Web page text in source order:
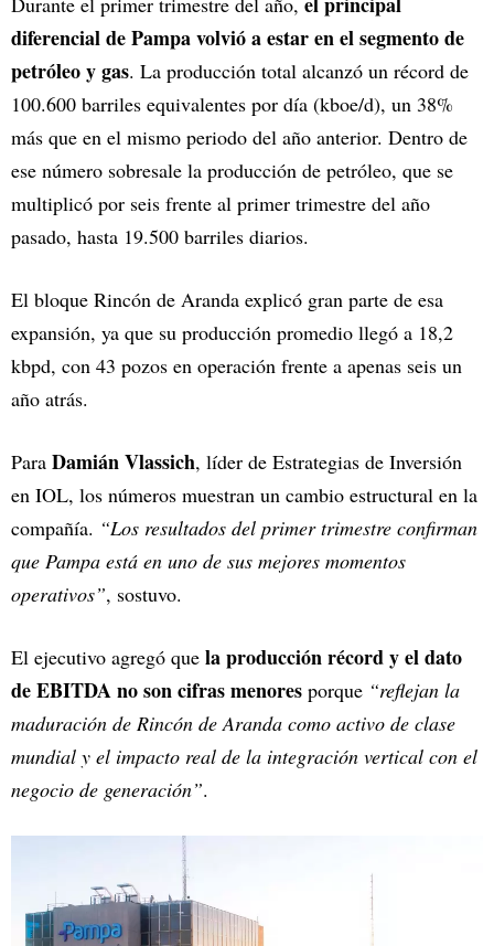
diferencial de Pampa volvió a estar en el segmento de
petróleo y gas. La producción total alcanzó un récord de
100.600 barriles equivalentes por día (kboe/d), un 38%
más que en el mismo periodo del año anterior. Dentro de
ese número sobresale la producción de petróleo, que se
multiplicó por seis frente al primer trimestre del año
pasado, hasta 19.500 barriles diarios.
El bloque Rincón de Aranda explicó gran parte de esa
expansión, ya que su producción promedio llegó a 18,2
kbpd, con 43 pozos en operación frente a apenas seis un
año atrás.
Para Damián Vlassich, líder de Estrategias de Inversión
en IOL, los números muestran un cambio estructural en la
compañía. “Los resultados del primer trimestre confirman
que Pampa está en uno de sus mejores momentos
operativos”, sostuvo.
El ejecutivo agregó que la producción récord y el dato
de EBITDA no son cifras menores porque “reflejan la
maduración de Rincón de Aranda como activo de clase
mundial y el impacto real de la integración vertical con el
negocio de generación”.